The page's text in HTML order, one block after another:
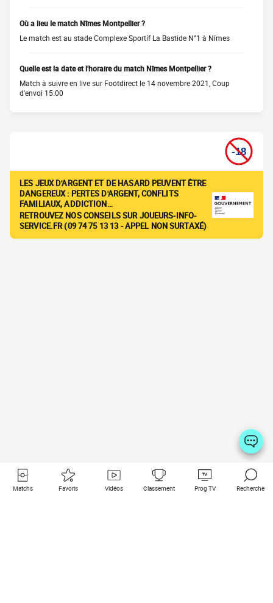
Où a lieu le match Nîmes Montpellier ?
Le match est au stade Complexe Sportif La Bastide N°1 à Nîmes
Quelle est la date et l'horaire du match Nîmes Montpellier ?
Match à suivre en live sur Footdirect le 14 novembre 2021, Coup
d'envoi 15:00
LES JEUX D'ARGENT ET DE HASARD PEUVENT ÊTRE
DANGEREUX : PERTES D'ARGENT, CONFLITS
FAMILIAUX, ADDICTION…
RETROUVEZ NOS CONSEILS SUR JOUEURS-INFO-
SERVICE.FR (09 74 75 13 13 - APPEL NON SURTAXÉ)
Matchs Favoris Vidéos Classement Prog TV Recherche